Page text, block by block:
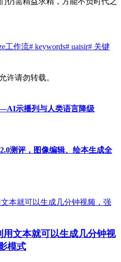
工作流# keywords# uaisir# 关键
许请勿转载。
示播列与人类语言降级
测评，图像编辑、绘本生成全
文本就可以生成几分钟视
模式